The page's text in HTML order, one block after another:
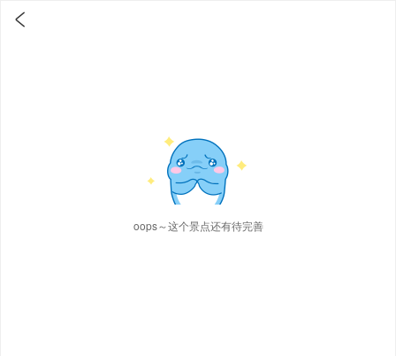

oops～这个景点还有待完善